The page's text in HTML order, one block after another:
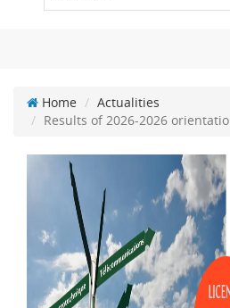
Home
Actualities
Results of 2026-2026